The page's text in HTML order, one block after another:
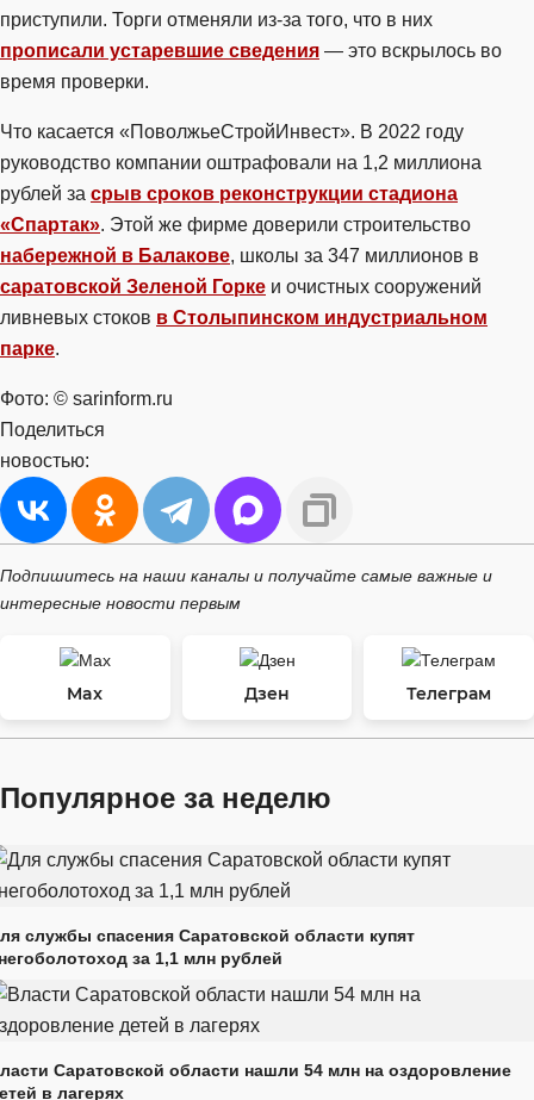
приступили. Торги отменяли из-за того, что в них
прописали устаревшие сведения — это вскрылось во
время проверки.
Что касается «ПоволжьеСтройИнвест». В 2022 году
руководство компании оштрафовали на 1,2 миллиона
рублей за срыв сроков реконструкции стадиона
«Спартак». Этой же фирме доверили строительство
набережной в Балакове, школы за 347 миллионов в
саратовской Зеленой Горке и очистных сооружений
ливневых стоков в Столыпинском индустриальном
парке.
Фото: © sarinform.ru
Поделиться
новостью:
Подпишитесь на наши каналы и получайте самые важные и
интересные новости первым
Max Дзен Телеграм
Популярное за неделю
службы спасения Саратовской области купят
за 1,1 млн рублей
Саратовской области нашли 54 млн на оздоровление
в лагерях